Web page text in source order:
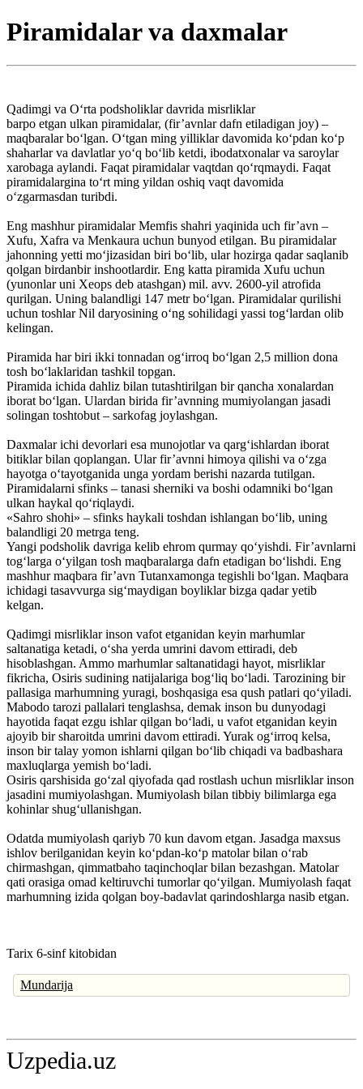
Piramidalar va daxmalar
Qadimgi va O‘rta podsholiklar davrida misrliklar
barpo etgan ulkan piramidalar, (fir’avnlar dafn etiladigan joy) –
maqbaralar bo‘lgan. O‘tgan ming yilliklar davomida ko‘pdan ko‘p
shaharlar va davlatlar yo‘q bo‘lib ketdi, ibodatxonalar va saroylar
xarobaga aylandi. Faqat piramidalar vaqtdan qo‘rqmaydi. Faqat
piramidalargina to‘rt ming yildan oshiq vaqt davomida
o‘zgarmasdan turibdi.
Eng mashhur piramidalar Memfis shahri yaqinida uch fir’avn –
Xufu, Xafra va Menkaura uchun bunyod etilgan. Bu piramidalar
jahonning yetti mo‘jizasidan biri bo‘lib, ular hozirga qadar saqlanib
qolgan birdanbir inshootlardir. Eng katta piramida Xufu uchun
(yunonlar uni Xeops deb atashgan) mil. avv. 2600-yil atrofida
qurilgan. Uning balandligi 147 metr bo‘lgan. Piramidalar qurilishi
uchun toshlar Nil daryosining o‘ng sohilidagi yassi tog‘lardan olib
kelingan.
Piramida har biri ikki tonnadan og‘irroq bo‘lgan 2,5 million dona
tosh bo‘laklaridan tashkil topgan.
Piramida ichida dahliz bilan tutashtirilgan bir qancha xonalardan
iborat bo‘lgan. Ulardan birida fir’avnning mumiyolangan jasadi
solingan toshtobut – sarkofag joylashgan.
Daxmalar ichi devorlari esa munojotlar va qarg‘ishlardan iborat
bitiklar bilan qoplangan. Ular fir’avnni himoya qilishi va o‘zga
hayotga o‘tayotganida unga yordam berishi nazarda tutilgan.
Piramidalarni sfinks – tanasi sherniki va boshi odamniki bo‘lgan
ulkan haykal qo‘riqlaydi.
«Sahro shohi» – sfinks haykali toshdan ishlangan bo‘lib, uning
balandligi 20 metrga teng.
Yangi podsholik davriga kelib ehrom qurmay qo‘yishdi. Fir’avnlarni
tog‘larga o‘yilgan tosh maqbaralarga dafn etadigan bo‘lishdi. Eng
mashhur maqbara fir’avn Tutanxamonga tegishli bo‘lgan. Maqbara
ichidagi tasavvurga sig‘maydigan boyliklar bizga qadar yetib
kelgan.
Qadimgi misrliklar inson vafot etganidan keyin marhumlar
saltanatiga ketadi, o‘sha yerda umrini davom ettiradi, deb
hisoblashgan. Ammo marhumlar saltanatidagi hayot, misrliklar
fikricha, Osiris sudining natijalariga bog‘liq bo‘ladi. Tarozining bir
pallasiga marhumning yuragi, boshqasiga esa qush patlari qo‘yiladi.
Mabodo tarozi pallalari tenglashsa, demak inson bu dunyodagi
hayotida faqat ezgu ishlar qilgan bo‘ladi, u vafot etganidan keyin
ajoyib bir sharoitda umrini davom ettiradi. Yurak og‘irroq kelsa,
inson bir talay yomon ishlarni qilgan bo‘lib chiqadi va badbashara
maxluqlarga yemish bo‘ladi.
Osiris qarshisida go‘zal qiyofada qad rostlash uchun misrliklar inson
jasadini mumiyolashgan. Mumiyolash bilan tibbiy bilimlarga ega
kohinlar shug‘ullanishgan.
Odatda mumiyolash qariyb 70 kun davom etgan. Jasadga maxsus
ishlov berilganidan keyin ko‘pdan-ko‘p matolar bilan o‘rab
chirmashgan, qimmatbaho taqinchoqlar bilan bezashgan. Matolar
qati orasiga omad keltiruvchi tumorlar qo‘yilgan. Mumiyolash faqat
marhumning izida qolgan boy-badavlat qarindoshlarga nasib etgan.
Tarix 6-sinf kitobidan
Mundarija
Uzpedia.uz